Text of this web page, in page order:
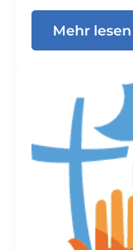
Mehr lesen